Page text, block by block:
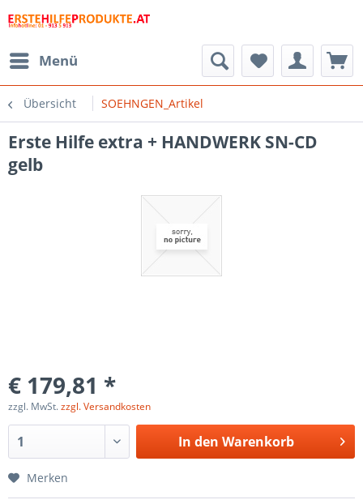
Menü
Übersicht SOEHNGEN_Artikel
Erste Hilfe extra + HANDWERK SN-CD
gelb
€ 179,81 *
zzgl. MwSt.zzgl. Versandkosten
In den Warenkorb
Merken